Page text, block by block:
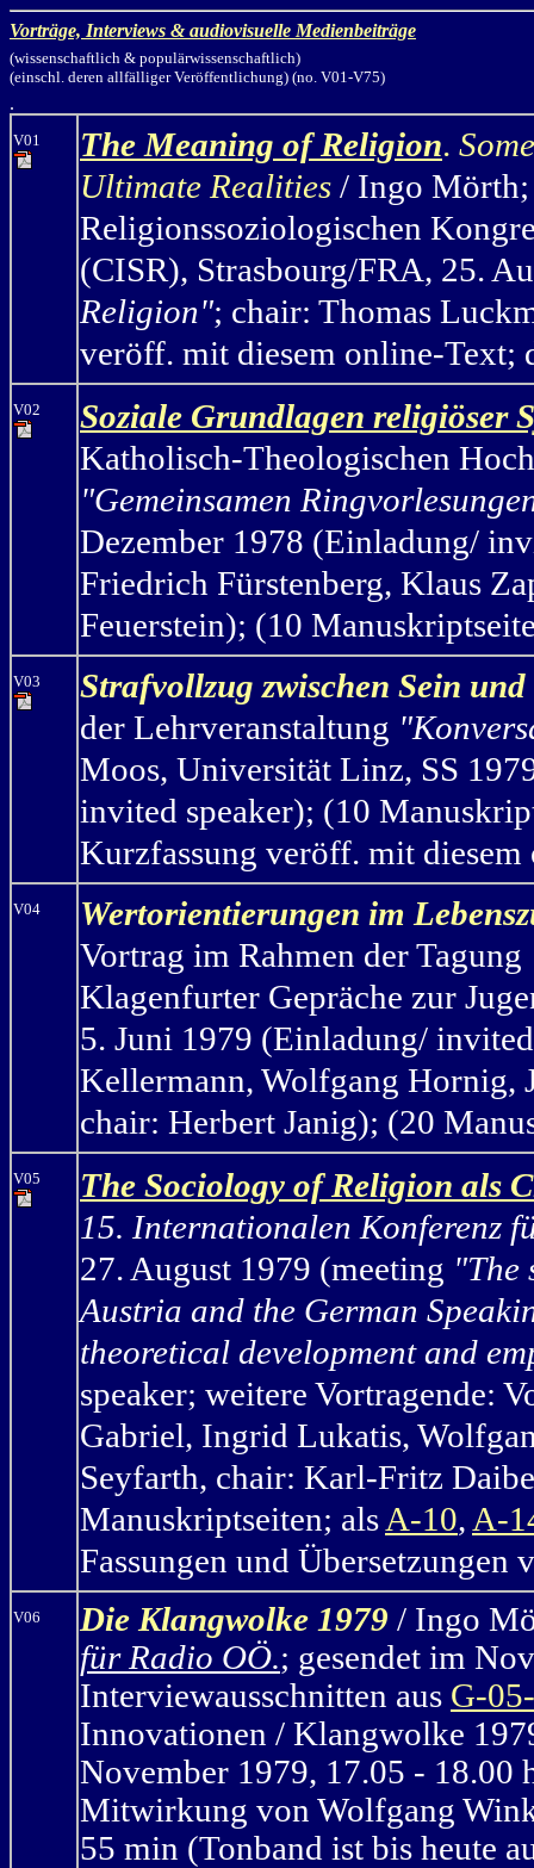
Vorträge, Interviews & audiovisuelle Medienbeiträge
(wissenschaftlich & populärwissenschaftlich)
(einschl. deren allfälliger Veröffentlichung) (no. V01-V75)
.
V01 The Meaning of Religion.
Ultimate Realities / Ingo Mörth
Religionssoziologischen
(CISR), Strasbourg/FRA, 25.
Religion"; chair: Thomas
veröff. mit diesem online-Text;
V02
Soziale Grundlagen religiöser
Katholisch-Theologischen
"Gemeinsamen
Dezember 1978 (Einladung/
Friedrich Fürstenberg, Klaus
Feuerstein); (10
V03
Strafvollzug zwischen Sein
der Lehrveranstaltung
Moos, Universität Linz, SS
invited speaker); (10
Kurzfassung veröff. mit
V04
Wertorientierungen im
Vortrag im Rahmen der Tagung
Klagenfurter Gepräche zur
5. Juni 1979 (Einladung/
Kellermann, Wolfgang Hornig,
chair: Herbert Janig); (20
V05
The Sociology of Religion als
15. Internationalen Konferenz
27. August 1979 (meeting "The
Austria and the German
theoretical development and
speaker; weitere Vortragende:
Gabriel, Ingrid Lukatis,
Seyfarth, chair: Karl-Fritz
Manuskriptseiten; als A-10, A-
Fassungen und Übersetzungen
V06 Die Klangwolke 1979 / Ingo
für Radio OÖ.; gesendet im
Interviewausschnitten aus G-
Innovationen / Klangwolke
November 1979, 17.05 - 18.00
Mitwirkung von Wolfgang
55 min (Tonband ist bis heute